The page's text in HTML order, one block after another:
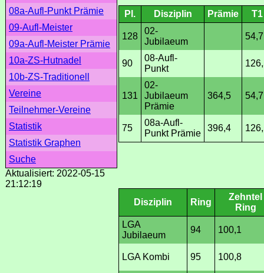
08a-Aufl-Punkt Prämie
09-Aufl-Meister
09a-Aufl-Meister Prämie
10a-ZS-Hutnadel
10b-ZS-Traditionell
Vereine
Teilnehmer-Vereine
Statistik
Statistik Graphen
Suche
Aktualisiert: 2022-05-15
21:12:19
Pl. Disziplin Prämie T1
128
02-
Jubilaeum
54,7
90
08-Aufl-
Punkt
131
02-
Jubilaeum
Prämie
364,5 54,7
75
08a-Aufl-
Punkt Prämie
396,4
Disziplin Ring
Zehntel
Ring
LGA
Jubilaeum
94 100,1
LGA Kombi 95 100,8